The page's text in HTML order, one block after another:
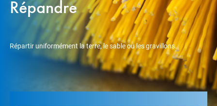
Répandre
Répartir uniformément la terre, le sable ou les gravillons.